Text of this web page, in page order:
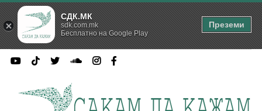
СДК.МК
sdk.com.mk
Бесплатно на Google Play
Преземи